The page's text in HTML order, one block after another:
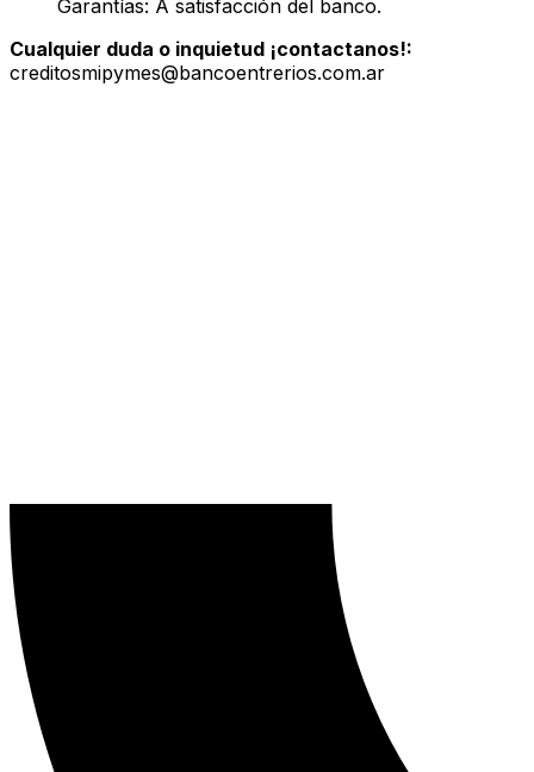
Garantías: A satisfacción del banco.
Cualquier duda o inquietud ¡contactanos!:
creditosmipymes@bancoentrerios.com.ar